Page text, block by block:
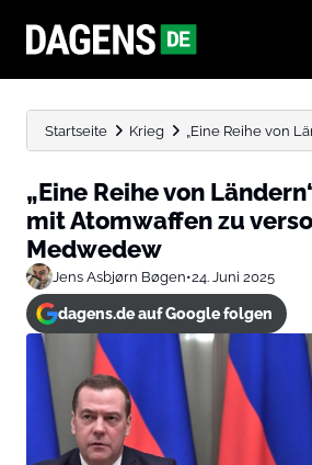
Startseite Krieg „Eine Reihe von
„Eine Reihe von
mit Atomwaffen zu
Medwedew
Jens Asbjørn Bøgen•24. Juni 2025
dagens.de auf Google folgen